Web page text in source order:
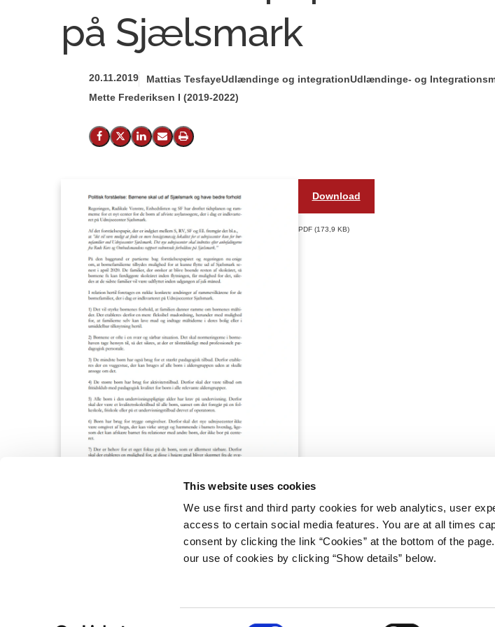
This website uses cookies
We use first and third party cookies for web analytics, user
access to certain social media features. You are at all times
consent by clicking the link “Cookies” at the bottom of the
our use of cookies by clicking “Show details” below.
på Sjælsmark
20.11.2019 Mattias TesfayeUdlændinge og integrationUdlændinge- og
Mette Frederiksen I (2019-2022)
Del på Facebook
Del på X (Twitter)
Del på LinkedIn
Send email
Print
Download
PDF 173,9 KB